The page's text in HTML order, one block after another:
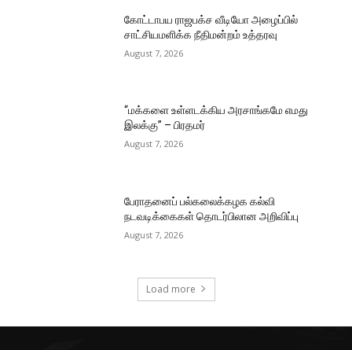
கோட்டாபய ராஜபக்ச வீடியோ அழைப்பில்
சாட்சியமளிக்க நீதிமன்றம் உத்தரவு
August 7, 2026
“மக்களை உள்ளடக்கிய அரசாங்கமே எமது
இலக்கு” – பிரதமர்
August 7, 2026
பேராதனைப் பல்கலைக்கழக கல்வி
நடவடிக்கைகள் தொடர்பிலான அறிவிப்பு
August 7, 2026
Load more